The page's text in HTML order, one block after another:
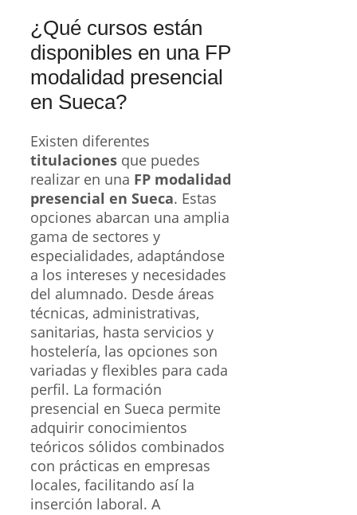
¿Qué cursos están
disponibles en una FP
modalidad presencial
en Sueca?
Existen diferentes
titulaciones que puedes
realizar en una FP modalidad
presencial en Sueca. Estas
opciones abarcan una amplia
gama de sectores y
especialidades, adaptándose
a los intereses y necesidades
del alumnado. Desde áreas
técnicas, administrativas,
sanitarias, hasta servicios y
hostelería, las opciones son
variadas y flexibles para cada
perfil. La formación
presencial en Sueca permite
adquirir conocimientos
teóricos sólidos combinados
con prácticas en empresas
locales, facilitando así la
inserción laboral. A